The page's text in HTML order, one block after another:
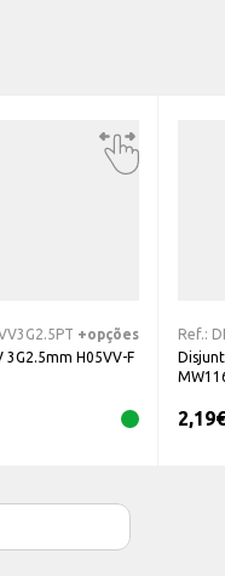
+opções
3G2.5mm H05VV-F
Ref.:
2,19€